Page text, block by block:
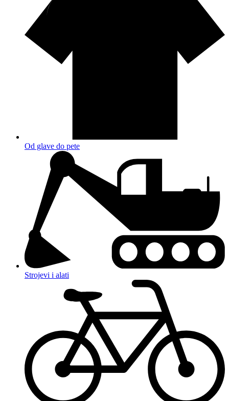
Od glave do pete
Strojevi i alati